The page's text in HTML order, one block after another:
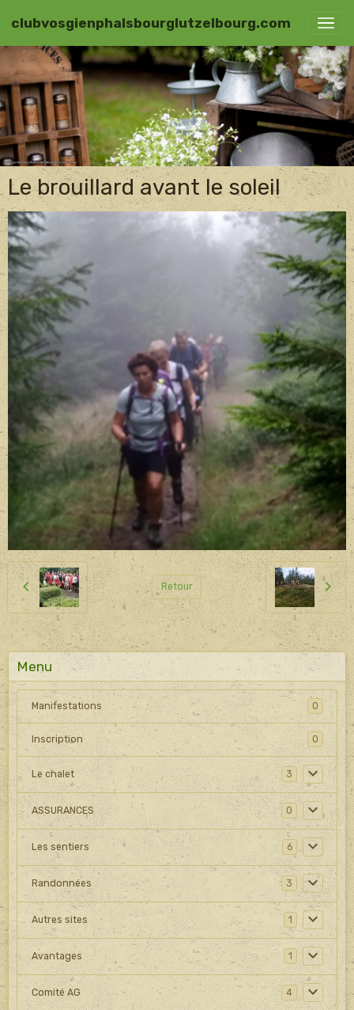
clubvosgienphalsbourglutzelbourg.com
Le brouillard avant le soleil
Retour
Menu
Manifestations 0
Inscription 0
Le chalet 3
ASSURANCES 0
Les sentiers 6
Randonnées 3
Autres sites 1
Avantages 1
Comité AG 4